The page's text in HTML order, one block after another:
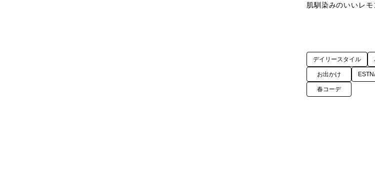
肌馴染みのいいレ
デイリースタイル
お出かけ
春コーデ